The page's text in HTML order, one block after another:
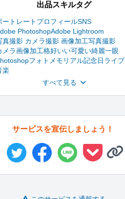
出品スキルタグ
ートレート プロフィールSNS
PhotoshopAdobe Lightroom
真撮影 カメラ撮影 画像加工写真撮影
メラ画像加工格好いい可愛い綺麗一眼
フォト メモリアル記念日ライブ
楽
すべて見る
サービスを宣伝しましょう！